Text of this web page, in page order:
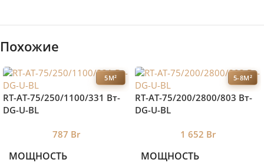
Похожие
5М²
RT-AT-75/250/1100/331 Вт-
DG-U-BL
787 Br
МОЩНОСТЬ 331
5-8М²
RT-AT-75/200/2800/803 Вт-
DG-U-BL
1 652 Br
МОЩНОСТЬ